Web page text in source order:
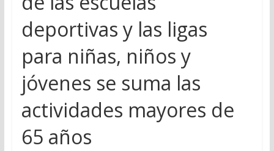
deportivas y las ligas
para niñas, niños y
jóvenes se suma las
actividades mayores de
65 años